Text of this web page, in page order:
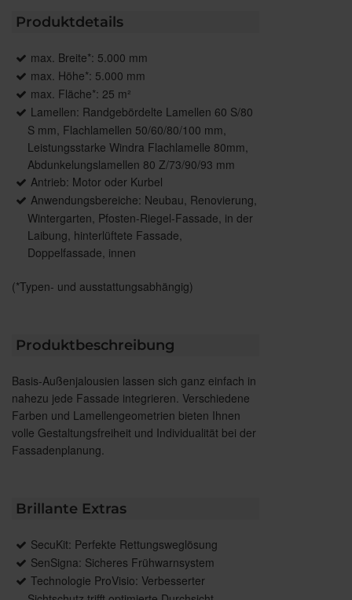
Produktdetails
max. Breite*: 5.000 mm
max. Höhe*: 5.000 mm
max. Fläche*: 25 m²
Lamellen: Randgebördelte Lamellen 60 S/80
S mm, Flachlamellen 50/60/80/100 mm,
Leistungsstarke Windra Flachlamelle 80mm,
Abdunkelungslamellen 80 Z/73/90/93 mm
Antrieb: Motor oder Kurbel
Anwendungsbereiche: Neubau, Renovierung,
Wintergarten, Pfosten-Riegel-Fassade, in der
Laibung, hinterlüftete Fassade,
Doppelfassade, innen
(*Typen- und ausstattungsabhängig)
Produktbeschreibung
Basis-Außenjalousien lassen sich ganz einfach in
nahezu jede Fassade integrieren. Verschiedene
Farben und Lamellengeometrien bieten Ihnen
volle Gestaltungsfreiheit und Individualität bei der
Fassadenplanung.
Brillante Extras
SecuKit: Perfekte Rettungsweglösung
SenSigna: Sicheres Frühwarnsystem
Technologie ProVisio: Verbesserter